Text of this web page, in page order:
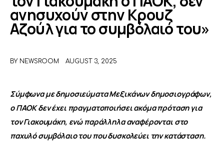
ΑΦΙΕΡΩΜΑΤΑ
ανησυχούν στην Κρουζ
Αζούλ για το συμβόλαιό του»
BY NEWSROOM AUGUST 3, 2025
Σύμφωνα με δημοσιεύματα Μεξικάνων δημοσιογράφων,
ο ΠΑΟΚ δεν έχει πραγματοποιήσει ακόμα πρόταση για
τον Γιακουμάκη, ενώ παράλληλα αναφέρονται στο
παχυλό συμβόλαιο του που δυσκολεύει την κατάσταση.